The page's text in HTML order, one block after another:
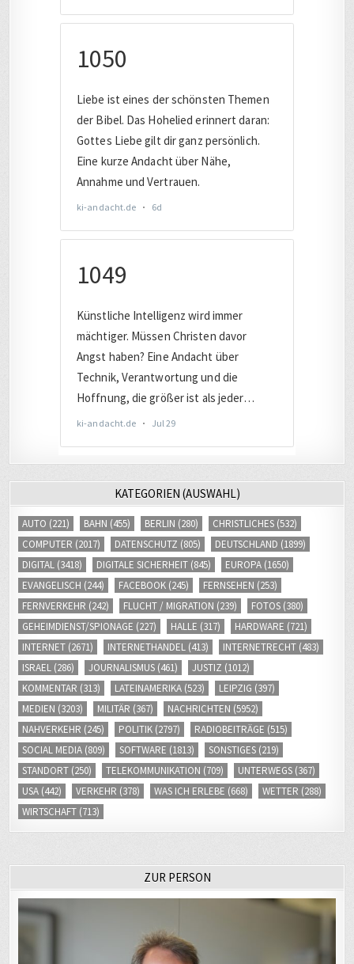
KATEGORIEN (AUSWAHL)
AUTO (221) BAHN (455) BERLIN (280) CHRISTLICHES (532)
COMPUTER (2017) DATENSCHUTZ (805) DEUTSCHLAND (1899)
DIGITAL (3418) DIGITALE SICHERHEIT (845) EUROPA (1650)
EVANGELISCH (244) FACEBOOK (245) FERNSEHEN (253)
FERNVERKEHR (242) FLUCHT / MIGRATION (239) FOTOS (380)
GEHEIMDIENST/SPIONAGE (227) HALLE (317) HARDWARE (721)
INTERNET (2671) INTERNETHANDEL (413) INTERNETRECHT (483)
ISRAEL (286) JOURNALISMUS (461) JUSTIZ (1012)
KOMMENTAR (313) LATEINAMERIKA (523) LEIPZIG (397)
MEDIEN (3203) MILITÄR (367) NACHRICHTEN (5952)
NAHVERKEHR (245) POLITIK (2797) RADIOBEITRÄGE (515)
SOCIAL MEDIA (809) SOFTWARE (1813) SONSTIGES (219)
STANDORT (250) TELEKOMMUNIKATION (709) UNTERWEGS (367)
USA (442) VERKEHR (378) WAS ICH ERLEBE (668) WETTER (288)
WIRTSCHAFT (713)
ZUR PERSON